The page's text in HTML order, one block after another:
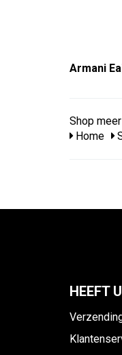
Armani
Shop meer
Home
HEEFT